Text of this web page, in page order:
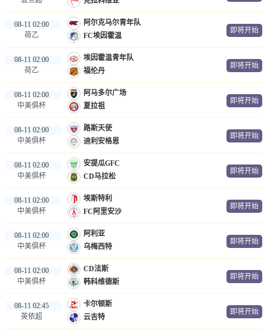
08-11 02:00
荷乙
阿尔克马尔青年队
FC埃因霍温
即将开始
08-11 02:00
荷乙
埃因霍温青年队
福伦丹
即将开始
08-11 02:00
中美俱杯
阿马多尔广场
夏拉祖
即将开始
08-11 02:00
中美俱杯
路斯天使
迪利安格恩
即将开始
08-11 02:00
中美俱杯
安提瓜GFC
CD马拉松
即将开始
08-11 02:00
中美俱杯
埃斯特利
FC阿里安沙
即将开始
08-11 02:00
中美俱杯
阿利亚
乌梅西特
即将开始
08-11 02:00
中美俱杯
CD法斯
韩科维德斯
即将开始
08-11 02:45
英依超
卡尔顿斯
云吉特
即将开始